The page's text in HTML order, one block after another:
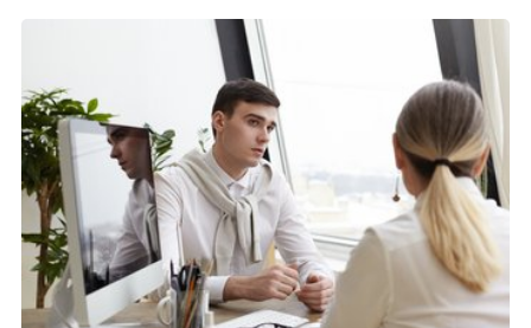
закупкам направления «Минеральная изоляция»
компании ТЕХНОНИКОЛЬ.